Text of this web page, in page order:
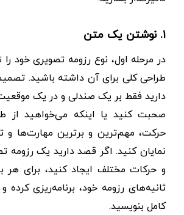
۱. نوشتن یک متن
در مرحله اول، نوع رزومه تصویری خود
طراحی کلی برای آن داشته باشید.
دارید فقط بر یک صندلی و در یک
صحبت کنید یا اینکه می‌خواهید از
حرکت، مهم‌ترین و برترین مهارت‌ها و
نمایان کنید. اگر قصد دارید یک رزومه
و حرکات مختلف ایجاد کنید، برای
ثانیه‌های رزومه خود، برنامه‌ریزی
کامل بنویسید.